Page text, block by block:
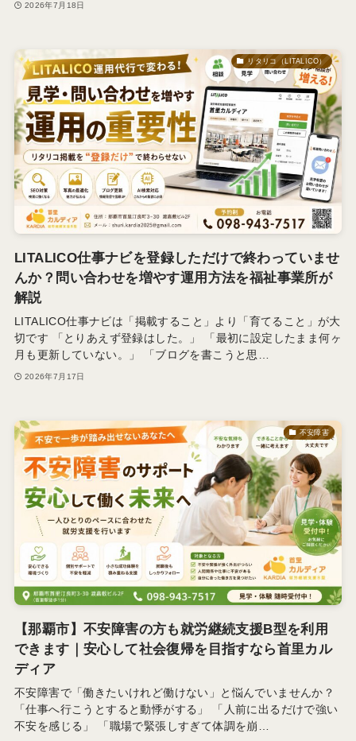
2026年7月18日
リタリコ（LITALICO）
LITALICO仕事ナビを登録しただけで終わっていませ
んか？問い合わせを増やす運用方法を福祉事業所が
解説
LITALICO仕事ナビは「掲載すること」より「育てること」が大
切です 「とりあえず登録はした。」 「最初に設定したまま何ヶ
月も更新していない。」 「ブログを書こうと思…
2026年7月17日
不安障害
【那覇市】不安障害の方も就労継続支援B型を利用
できます｜安心して社会復帰を目指すなら首里カル
ディア
不安障害で「働きたいけれど働けない」と悩んでいませんか？
「仕事へ行こうとすると動悸がする」 「人前に出るだけで強い
不安を感じる」 「職場で緊張しすぎて体調を崩…